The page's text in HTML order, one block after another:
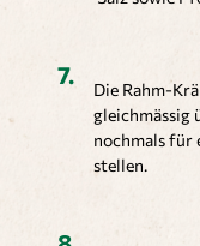
Die Rahm-
gleichmässig
nochmals für
stellen.